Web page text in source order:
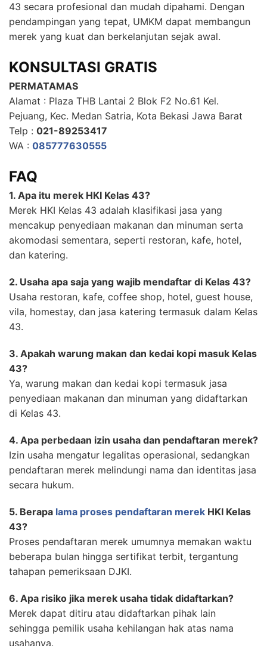
43 secara profesional dan mudah dipahami. Dengan
pendampingan yang tepat, UMKM dapat membangun
merek yang kuat dan berkelanjutan sejak awal.
KONSULTASI GRATIS
PERMATAMAS
Alamat : Plaza THB Lantai 2 Blok F2 No.61 Kel.
Pejuang, Kec. Medan Satria, Kota Bekasi Jawa Barat
Telp : 021-89253417
WA : 085777630555
FAQ
1. Apa itu merek HKI Kelas 43?
Merek HKI Kelas 43 adalah klasifikasi jasa yang
mencakup penyediaan makanan dan minuman serta
akomodasi sementara, seperti restoran, kafe, hotel,
dan katering.
2. Usaha apa saja yang wajib mendaftar di Kelas 43?
Usaha restoran, kafe, coffee shop, hotel, guest house,
vila, homestay, dan jasa katering termasuk dalam Kelas
43.
3. Apakah warung makan dan kedai kopi masuk Kelas
43?
Ya, warung makan dan kedai kopi termasuk jasa
penyediaan makanan dan minuman yang didaftarkan
di Kelas 43.
4. Apa perbedaan izin usaha dan pendaftaran merek?
Izin usaha mengatur legalitas operasional, sedangkan
pendaftaran merek melindungi nama dan identitas jasa
secara hukum.
5. Berapa lama proses pendaftaran merek HKI Kelas
43?
Proses pendaftaran merek umumnya memakan waktu
beberapa bulan hingga sertifikat terbit, tergantung
tahapan pemeriksaan DJKI.
6. Apa risiko jika merek usaha tidak didaftarkan?
Merek dapat ditiru atau didaftarkan pihak lain
sehingga pemilik usaha kehilangan hak atas nama
usahanya.